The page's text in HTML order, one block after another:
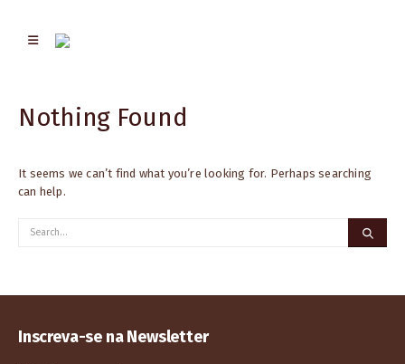
Nothing Found
It seems we can’t find what you’re looking for. Perhaps searching
can help.
Inscreva-se na Newsletter